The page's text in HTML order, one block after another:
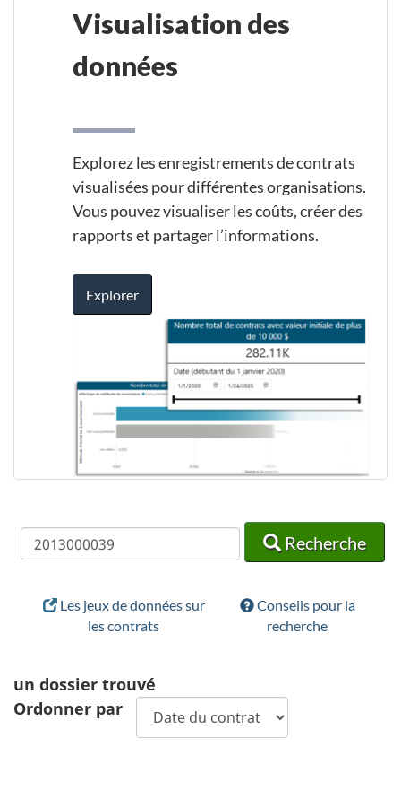
Visualisation des
données
Explorez les enregistrements de contrats
visualisées pour différentes organisations.
Vous pouvez visualiser les coûts, créer des
rapports et partager l’informations.
Explorer
Recherche
Recherche
Recherche
Les jeux de données sur
les contrats
Conseils pour la
recherche
un dossier trouvé
Ordonner par